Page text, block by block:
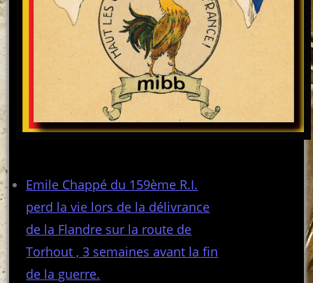
Emile Chappé du 159ème R.I.
perd la vie lors de la délivrance
de la Flandre sur la route de
Torhout , 3 semaines avant la fin
de la guerre.